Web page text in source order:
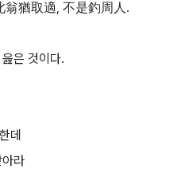
猶取適, 不是釣周人.
은 것이다.
데
라